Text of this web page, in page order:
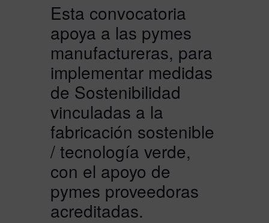
Esta convocatoria
apoya a las pymes
manufactureras, para
implementar medidas
de Sostenibilidad
vinculadas a la
fabricación sostenible
/ tecnología verde,
con el apoyo de
pymes proveedoras
acreditadas.